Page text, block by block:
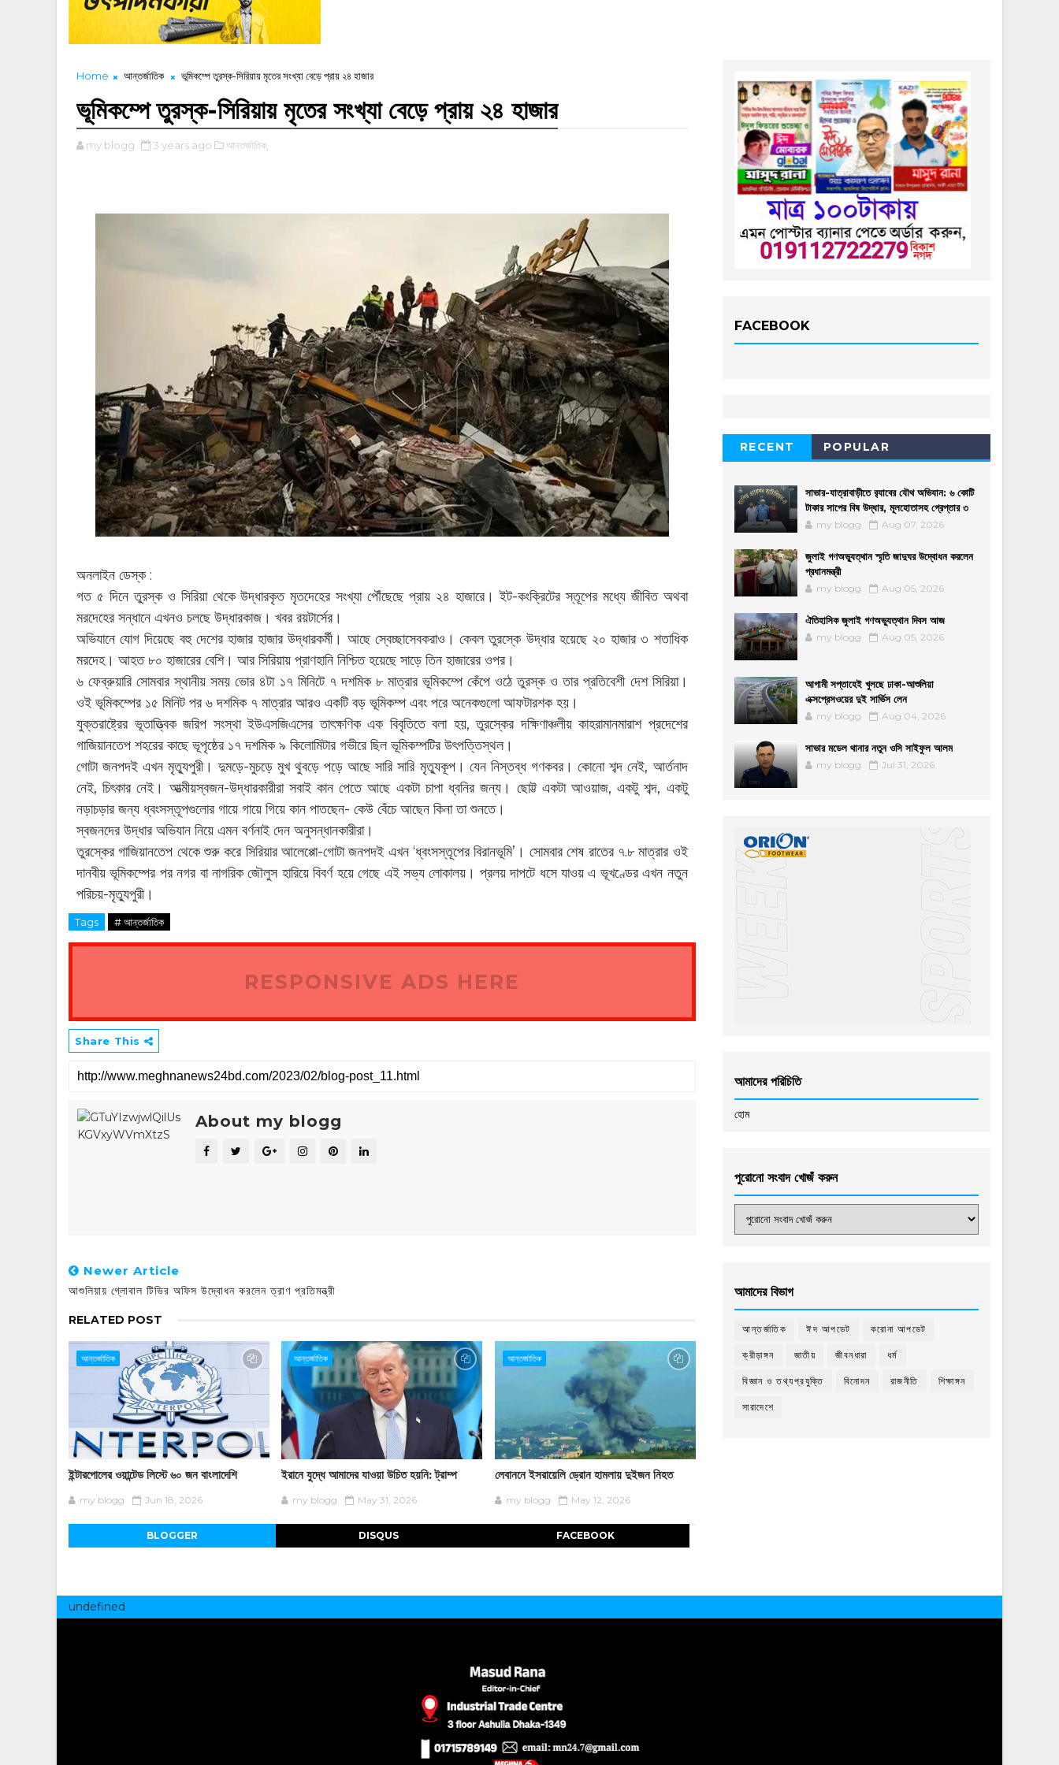
Home আন্তর্জাতিক ভূমিকম্পে তুরস্ক-সিরিয়ায় মৃতের সংখ্যা বেড়ে প্রায় ২৪ হাজার
ভূমিকম্পে তুরস্ক-সিরিয়ায় মৃতের সংখ্যা বেড়ে প্রায় ২৪ হাজার
my blogg 3 years ago আন্তর্জাতিক,
অনলাইন ডেস্ক :
গত ৫ দিনে তুরস্ক ও সিরিয়া থেকে উদ্ধারকৃত মৃতদেহের সংখ্যা পৌঁছেছে প্রায় ২৪ হাজারে। ইট-কংক্রিটের স্তূপের মধ্যে জীবিত অথবা
মরদেহের সন্ধানে এখনও চলছে উদ্ধারকাজ। খবর রয়টার্সের।
অভিযানে যোগ দিয়েছে বহু দেশের হাজার হাজার উদ্ধারকর্মী। আছে স্বেচ্ছাসেবকরাও। কেবল তুরস্কে উদ্ধার হয়েছে ২০ হাজার ৩ শতাধিক
মরদেহ। আহত ৮০ হাজারের বেশি। আর সিরিয়ায় প্রাণহানি নিশ্চিত হয়েছে সাড়ে তিন হাজারের ওপর।
৬ ফেব্রুয়ারি সোমবার স্থানীয় সময় ভোর ৪টা ১৭ মিনিটে ৭ দশমিক ৮ মাত্রার ভূমিকম্পে কেঁপে ওঠে তুরস্ক ও তার প্রতিবেশী দেশ সিরিয়া।
ওই ভূমিকম্পের ১৫ মিনিট পর ৬ দশমিক ৭ মাত্রার আরও একটি বড় ভূমিকম্প এবং পরে অনেকগুলো আফটারশক হয়।
যুক্তরাষ্ট্রের ভূতাত্ত্বিক জরিপ সংস্থা ইউএসজিএসের তাৎক্ষণিক এক বিবৃতিতে বলা হয়, তুরস্কের দক্ষিণাঞ্চলীয় কাহরামানমারাশ প্রদেশের
গাজিয়ানতেপ শহরের কাছে ভূপৃষ্ঠের ১৭ দশমিক ৯ কিলোমিটার গভীরে ছিল ভূমিকম্পটির উৎপত্তিস্থল।
গোটা জনপদই এখন মৃত্যুপুরী। দুমড়ে-মুচড়ে মুখ থুবড়ে পড়ে আছে সারি সারি মৃত্যুকূপ। যেন নিস্তব্ধ গণকবর। কোনো শব্দ নেই, আর্তনাদ
নেই, চিৎকার নেই। আত্মীয়স্বজন-উদ্ধারকারীরা সবাই কান পেতে আছে একটা চাপা ধ্বনির জন্য। ছোট্ট একটা আওয়াজ, একটু শব্দ, একটু
নড়াচড়ার জন্য ধ্বংসস্তূপগুলোর গায়ে গায়ে গিয়ে কান পাতছেন- কেউ বেঁচে আছেন কিনা তা শুনতে।
স্বজনদের উদ্ধার অভিযান নিয়ে এমন বর্ণনাই দেন অনুসন্ধানকারীরা।
তুরস্কের গাজিয়ানতেপ থেকে শুরু করে সিরিয়ার আলেপ্পো-গোটা জনপদই এখন ‘ধ্বংসস্তূপের বিরানভূমি’। সোমবার শেষ রাতের ৭.৮ মাত্রার ওই
দানবীয় ভূমিকম্পের পর নগর বা নাগরিক জৌলুস হারিয়ে বিবর্ণ হয়ে গেছে এই সভ্য লোকালয়। প্রলয় দাপটে ধসে যাওয় এ ভূখণ্ডের এখন নতুন
পরিচয়-মৃত্যুপুরী।
Tags # আন্তর্জাতিক
RESPONSIVE ADS HERE
Share This
About my blogg
Newer Article
আশুলিয়ায় গ্লোবাল টিভির অফিস উদ্বোধন করলেন ত্রাণ প্রতিমন্ত্রী
RELATED POST
আন্তর্জাতিক
ইন্টারপোলের ওয়ান্টেড লিস্টে ৬০ জন বাংলাদেশি
my blogg Jun 18, 2026
আন্তর্জাতিক
ইরানে যুদ্ধে আমাদের যাওয়া উচিত হয়নি: ট্রাম্প
my blogg May 31, 2026
আন্তর্জাতিক
লেবাননে ইসরায়েলি ড্রোন হামলায় দুইজন নিহত
my blogg May 12, 2026
BLOGGER DISQUS FACEBOOK
FACEBOOK
RECENT POPULAR
সাভার-যাত্রাবাড়ীতে র‌্যাবের যৌথ অভিযান: ৬ কোটি
টাকার সাপের বিষ উদ্ধার, মূলহোতাসহ গ্রেপ্তার ৩
my blogg Aug 07, 2026
জুলাই গণঅভ্যুত্থান স্মৃতি জাদুঘর উদ্বোধন করলেন
প্রধানমন্ত্রী
my blogg Aug 05, 2026
ঐতিহাসিক জুলাই গণঅভ্যুত্থান দিবস আজ
my blogg Aug 05, 2026
আগামী সপ্তাহেই খুলছে ঢাকা-আশুলিয়া
এক্সপ্রেসওয়ের দুই সার্ভিস লেন
my blogg Aug 04, 2026
সাভার মডেল থানার নতুন ওসি সাইফুল আলম
my blogg Jul 31, 2026
আমাদের পরিচিতি
হোম
পুরোনো সংবাদ খোজঁ করুন
আমাদের বিভাগ
আন্তর্জাতিক ঈদ আপডেট করোনা আপডেট
ক্রীড়াঙ্গন জাতীয় জীবনধারা ধর্ম
বিজ্ঞান ও তথ্যপ্রযুক্তি বিনোদন রাজনীতি শিক্ষাঙ্গন
সারাদেশে
undefined